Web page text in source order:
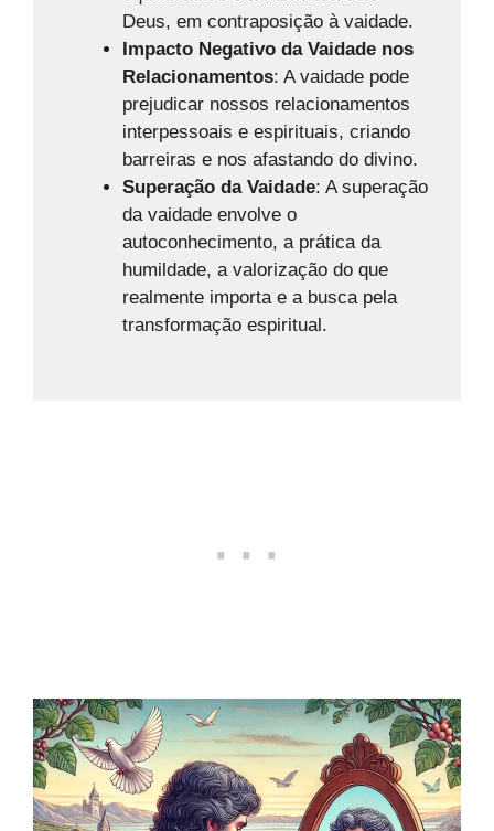
Deus, em contraposição à vaidade.
Impacto Negativo da Vaidade nos
Relacionamentos: A vaidade pode
prejudicar nossos relacionamentos
interpessoais e espirituais, criando
barreiras e nos afastando do divino.
Superação da Vaidade: A superação
da vaidade envolve o
autoconhecimento, a prática da
humildade, a valorização do que
realmente importa e a busca pela
transformação espiritual.